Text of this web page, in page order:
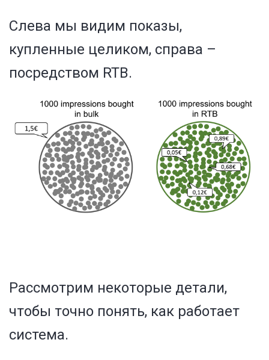
Слева мы видим показы,
купленные целиком, справа –
посредством RTB.
Рассмотрим некоторые детали,
чтобы точно понять, как работает
система.